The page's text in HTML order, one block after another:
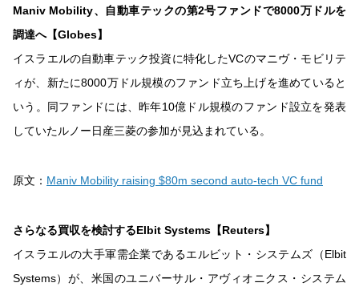
Maniv Mobility、自動車テックの第2号ファンドで8000万ドルを
調達へ【Globes】
イスラエルの自動車テック投資に特化したVCのマニヴ・モビリテ
ィが、新たに8000万ドル規模のファンド立ち上げを進めていると
いう。同ファンドには、昨年10億ドル規模のファンド設立を発表
していたルノー日産三菱の参加が見込まれている。
原文： Maniv Mobility raising $80m second auto-tech VC fund
さらなる買収を検討するElbit Systems【Reuters】
イスラエルの大手軍需企業であるエルビット・システムズ（Elbit
Systems）が、米国のユニバーサル・アヴィオニクス・システム